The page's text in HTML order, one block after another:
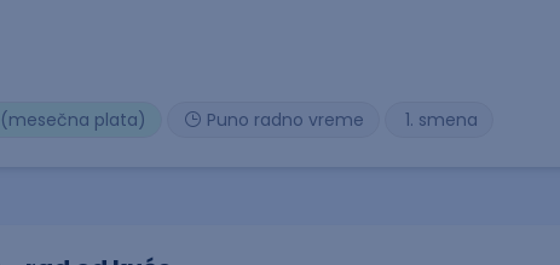
1. smena
Puno radno vreme
(mesečna plata)